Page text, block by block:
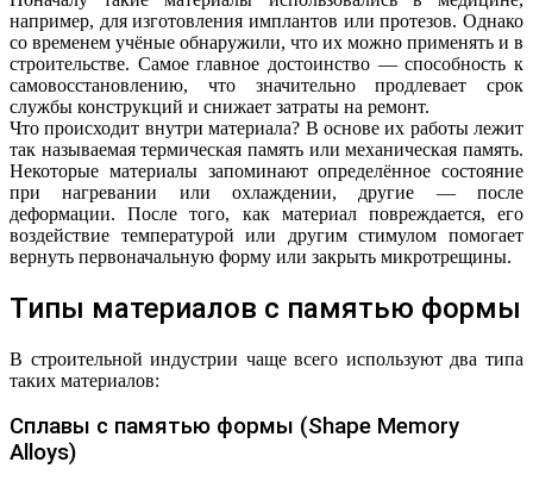
например, для изготовления имплантов или протезов. Однако
со временем учёные обнаружили, что их можно применять и в
строительстве. Самое главное достоинство — способность к
самовосстановлению, что значительно продлевает срок
службы конструкций и снижает затраты на ремонт.
Что происходит внутри материала? В основе их работы лежит
так называемая термическая память или механическая память.
Некоторые материалы запоминают определённое состояние
при нагревании или охлаждении, другие — после
деформации. После того, как материал повреждается, его
воздействие температурой или другим стимулом помогает
вернуть первоначальную форму или закрыть микротрещины.
Типы материалов с памятью формы
В строительной индустрии чаще всего используют два типа
таких материалов:
Сплавы с памятью формы (Shape Memory
Alloys)